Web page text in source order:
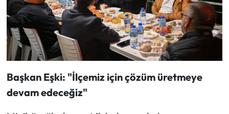
Başkan Eşki: "İlçemiz için çözüm üretmeye
devam edeceğiz"